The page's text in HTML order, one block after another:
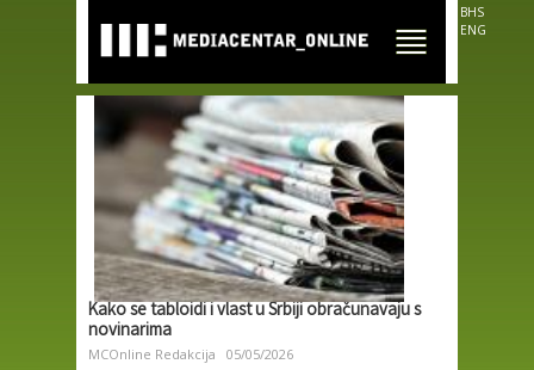
main
content
BHS
ENG
Kako se tabloidi i vlast u Srbiji obračunavaju s
novinarima
MCOnline Redakcija 05/05/2026